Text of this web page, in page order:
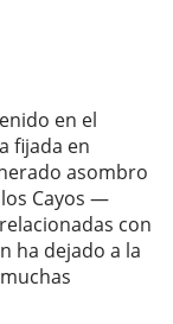
en el
fijada en
asombro
Cayos —
con
ha dejado a la